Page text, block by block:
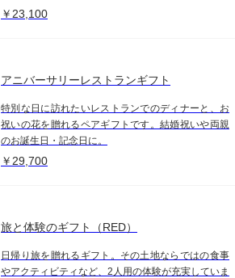
￥23,100
アニバーサリーレストランギフト
特別な日に訪れたいレストランでのディナーと、お
祝いの花を贈れるペアギフトです。結婚祝いや両親
のお誕生日・記念日に。
￥29,700
旅と体験のギフト（RED）
日帰り旅を贈れるギフト。その土地ならではの食事
やアクティビティなど、2人用の体験が充実していま